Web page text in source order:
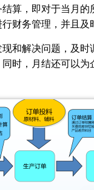
算，即对于当月的
财务管理，并且及
和解决问题，及时
时，月结还可以